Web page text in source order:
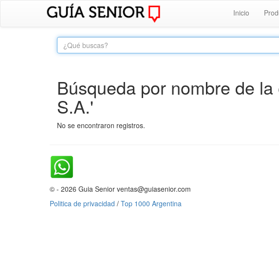
Inicio
Búsqueda por nombre de
S.A.'
No se encontraron registros.
© - 2026 Guia Senior ventas@guiasenior.com
Politica de privacidad / Top 1000 Argentina